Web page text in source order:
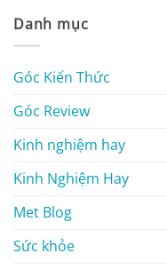
Danh mục
Góc Kiến Thức
Góc Review
Kinh nghiệm hay
Kinh Nghiệm Hay
Met Blog
Sức khỏe